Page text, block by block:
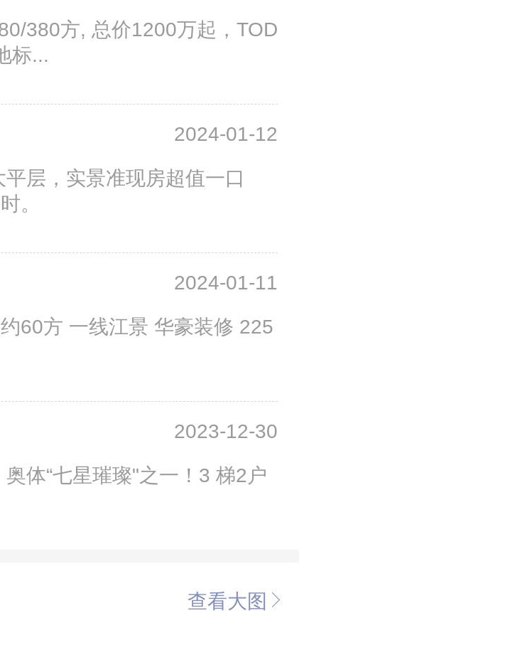
380方, 总价1200万起，TOD
标...
2024-01-12
层，实景准现房超值一口
。
2024-01-11
2023-12-30
体“七星璀璨"之一！3 梯2户
查看大图